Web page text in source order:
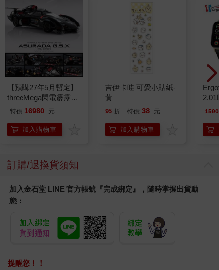
【預購27年5月暫定】
threeMega閃電霹靂車
VA Hi-SPEC UNITED
SIREN 黑色限定
特價 16980 元
加入購物車
吉伊卡哇 可愛小貼紙-
黃
95 折 特價 38 元
加入購物車
2.01
1590
訂購/退換貨須知
加入金石堂 LINE 官方帳號『完成綁定』，隨時掌握出貨動
態：
提醒您！！